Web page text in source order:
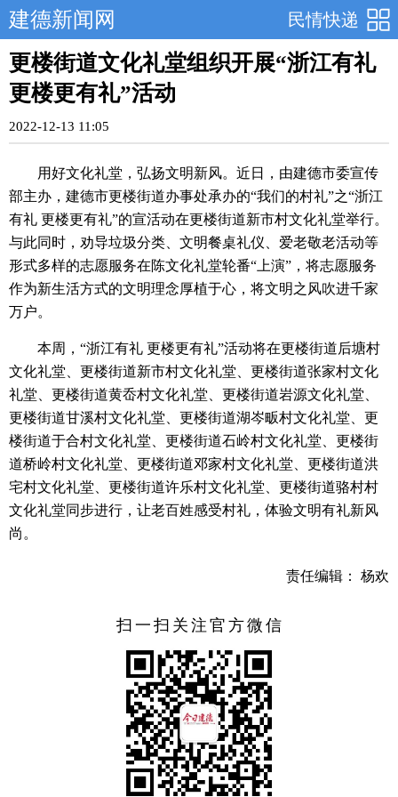
民情快递
建德新闻网
更楼街道文化礼堂组织开展“浙江有礼
更楼更有礼”活动
2022-12-13 11:05
用好文化礼堂，弘扬文明新风。近日，由建德市委宣传
部主办，建德市更楼街道办事处承办的“我们的村礼”之“浙江
有礼 更楼更有礼”的宣活动在更楼街道新市村文化礼堂举行。
与此同时，劝导垃圾分类、文明餐桌礼仪、爱老敬老活动等
形式多样的志愿服务在陈文化礼堂轮番“上演”，将志愿服务
作为新生活方式的文明理念厚植于心，将文明之风吹进千家
万户。
本周，“浙江有礼 更楼更有礼”活动将在更楼街道后塘村
文化礼堂、更楼街道新市村文化礼堂、更楼街道张家村文化
礼堂、更楼街道黄岙村文化礼堂、更楼街道岩源文化礼堂、
更楼街道甘溪村文化礼堂、更楼街道湖岑畈村文化礼堂、更
楼街道于合村文化礼堂、更楼街道石岭村文化礼堂、更楼街
道桥岭村文化礼堂、更楼街道邓家村文化礼堂、更楼街道洪
宅村文化礼堂、更楼街道许乐村文化礼堂、更楼街道骆村村
文化礼堂同步进行，让老百姓感受村礼，体验文明有礼新风
尚。
责任编辑： 杨欢
扫一扫关注官方微信